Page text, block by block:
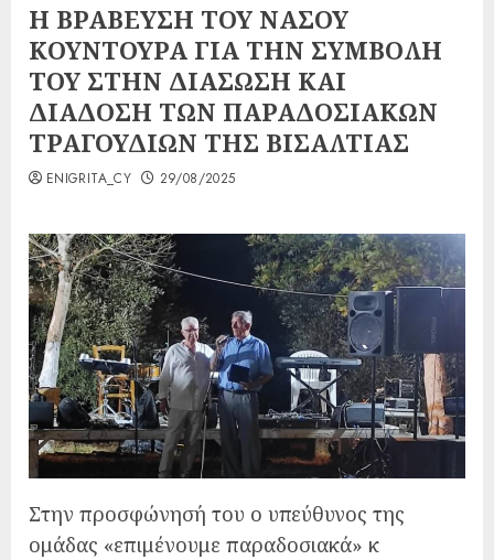
Η ΒΡΑΒΕΥΣΗ ΤΟΥ ΝΑΣΟΥ
ΚΟΥΝΤΟΥΡΑ ΓΙΑ ΤΗΝ ΣΥΜΒΟΛΗ
ΤΟΥ ΣΤΗΝ ΔΙΑΣΩΣΗ ΚΑΙ
ΔΙΑΔΟΣΗ ΤΩΝ ΠΑΡΑΔΟΣΙΑΚΩΝ
ΤΡΑΓΟΥΔΙΩΝ ΤΗΣ ΒΙΣΑΛΤΙΑΣ
ENIGRITA_CY 29/08/2025
Στην προσφώνησή του ο υπεύθυνος της
ομάδας «επιμένουμε παραδοσιακά» κ